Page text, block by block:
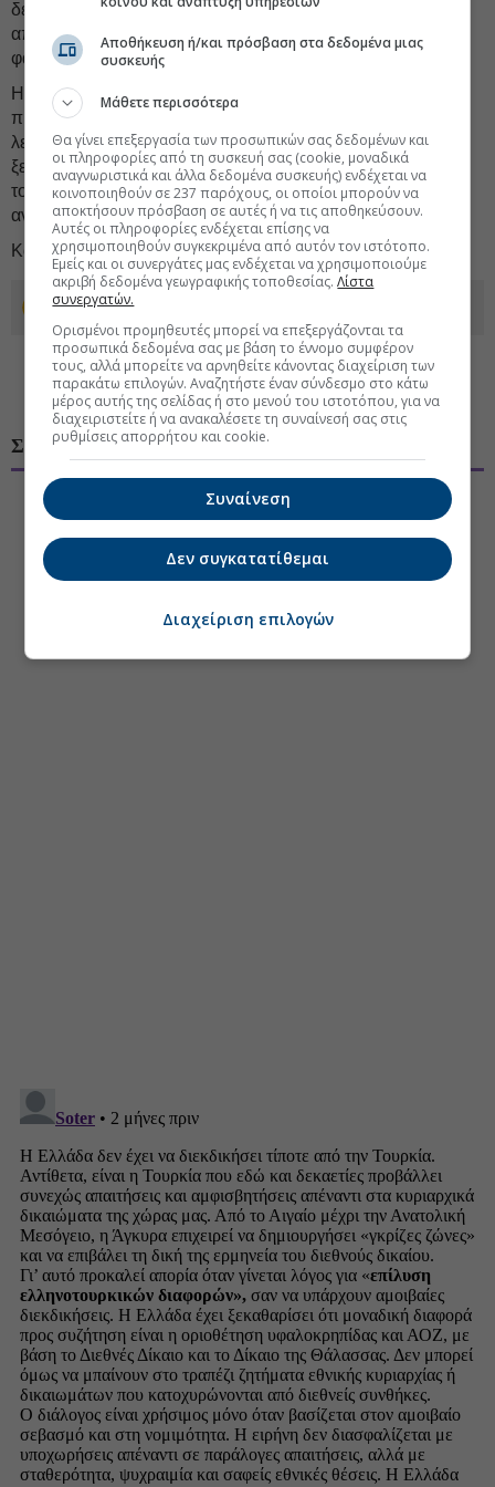
δεδομένο ότι βρισκόμαστε ήδη σε ανεπίσημη αλλά
απολύτως ενεργή
προεκλογική περίοδο , κάτι τέτοιο
φαίνεται να συγκεντρώνει ελάχιστες πιθανότητες.
Η πραγματικότητα, ωστόσο, δεν περιμένει. Η δοκιμασία
πιθανώς να έρθει σύντομα, κι όχι απλά στο πεδίο της
λεκτικής αντιπαράθεσης. Κάποια στιγμή θα πρέπει να
ξεκινήσουν οιηλεκτρικές διασυνδέσειςτόσο με τα νησιά
του Αιγαίου όσο και με την Κύπρο, καθώς το περίφημο
αναβιώνει.
Και τότε, μπορεί εύκολα να φτάσειο κόμπος στο χτένι
Προσθέστε το euro2day.gr στο Discover
ΣΧΟΛΙΑ ΧΡΗΣΤΩΝ
Αποθήκευση ή/και πρόσβαση στα δεδομένα μιας
συσκευής
Μάθετε περισσότερα
Θα γίνει επεξεργασία των προσωπικών σας δεδομένων και
οι πληροφορίες από τη συσκευή σας (cookie, μοναδικά
αναγνωριστικά και άλλα δεδομένα συσκευής) ενδέχεται να
κοινοποιηθούν σε 237 παρόχους, οι οποίοι μπορούν να
αποκτήσουν πρόσβαση σε αυτές ή να τις αποθηκεύσουν.
Αυτές οι πληροφορίες ενδέχεται επίσης να
χρησιμοποιηθούν συγκεκριμένα από αυτόν τον ιστότοπο.
Εμείς και οι συνεργάτες μας ενδέχεται να χρησιμοποιούμε
ακριβή δεδομένα γεωγραφικής τοποθεσίας.Λίστα
συνεργατών.
Ορισμένοι προμηθευτές μπορεί να επεξεργάζονται τα
προσωπικά δεδομένα σας με βάση το έννομο συμφέρον
τους, αλλά μπορείτε να αρνηθείτε κάνοντας διαχείριση των
παρακάτω επιλογών. Αναζητήστε έναν σύνδεσμο στο κάτω
μέρος αυτής της σελίδας ή στο μενού του ιστοτόπου, για να
διαχειριστείτε ή να ανακαλέσετε τη συναίνεσή σας στις
ρυθμίσεις απορρήτου και cookie.
Συναίνεση
Δεν συγκατατίθεμαι
Διαχείριση επιλογών